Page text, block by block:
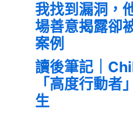
我找到漏洞，
場善意揭露卻
案例
讀後筆記｜
「高度行動者
生